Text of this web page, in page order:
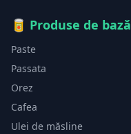
🥫 Produse de bază
Paste
Passata
Orez
Cafea
Ulei de măsline